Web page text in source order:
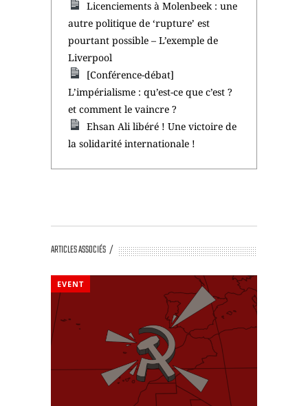
Licenciements à Molenbeek : une
autre politique de ‘rupture’ est
pourtant possible – L’exemple de
Liverpool
[Conférence-débat]
L’impérialisme : qu’est-ce que c’est ?
et comment le vaincre ?
Ehsan Ali libéré ! Une victoire de
la solidarité internationale !
ARTICLES ASSOCIÉS
EVENT